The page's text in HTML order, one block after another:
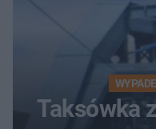
Taksówka